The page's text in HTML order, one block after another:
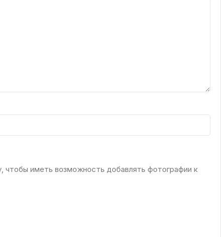
чтобы иметь возможность добавлять фотографии к